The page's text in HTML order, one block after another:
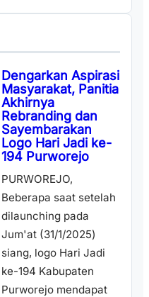
Dengarkan Aspirasi
Masyarakat, Panitia
Akhirnya
Rebranding dan
Sayembarakan
Logo Hari Jadi ke-
194 Purworejo
PURWOREJO,
Beberapa saat setelah
dilaunching pada
Jum'at (31/1/2025)
siang, logo Hari Jadi
ke-194 Kabupaten
Purworejo mendapat